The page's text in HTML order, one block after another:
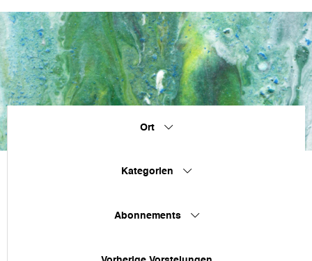
Ort
Kategorien
Abonnements